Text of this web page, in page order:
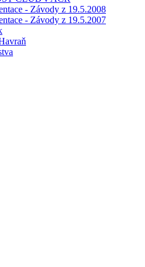
- Závody z 19.5.2008
- Závody z 19.5.2007